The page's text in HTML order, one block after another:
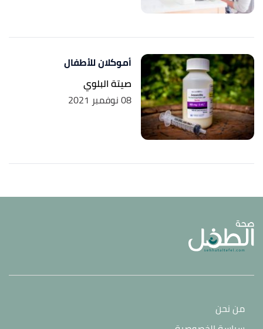
أموكلان للأطفال
صيتة البلوي
08 نوفمبر 2021
من نحن